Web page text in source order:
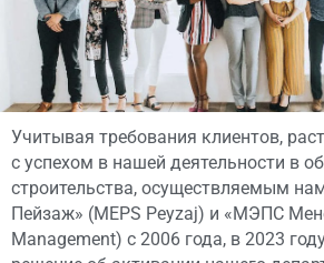
Учитывая требования клиентов,
с успехом в нашей деятельности в
строительства, осуществляемым
Пейзаж» (MEPS Peyzaj) и «МЭПС
Management) с 2006 года, в 2023